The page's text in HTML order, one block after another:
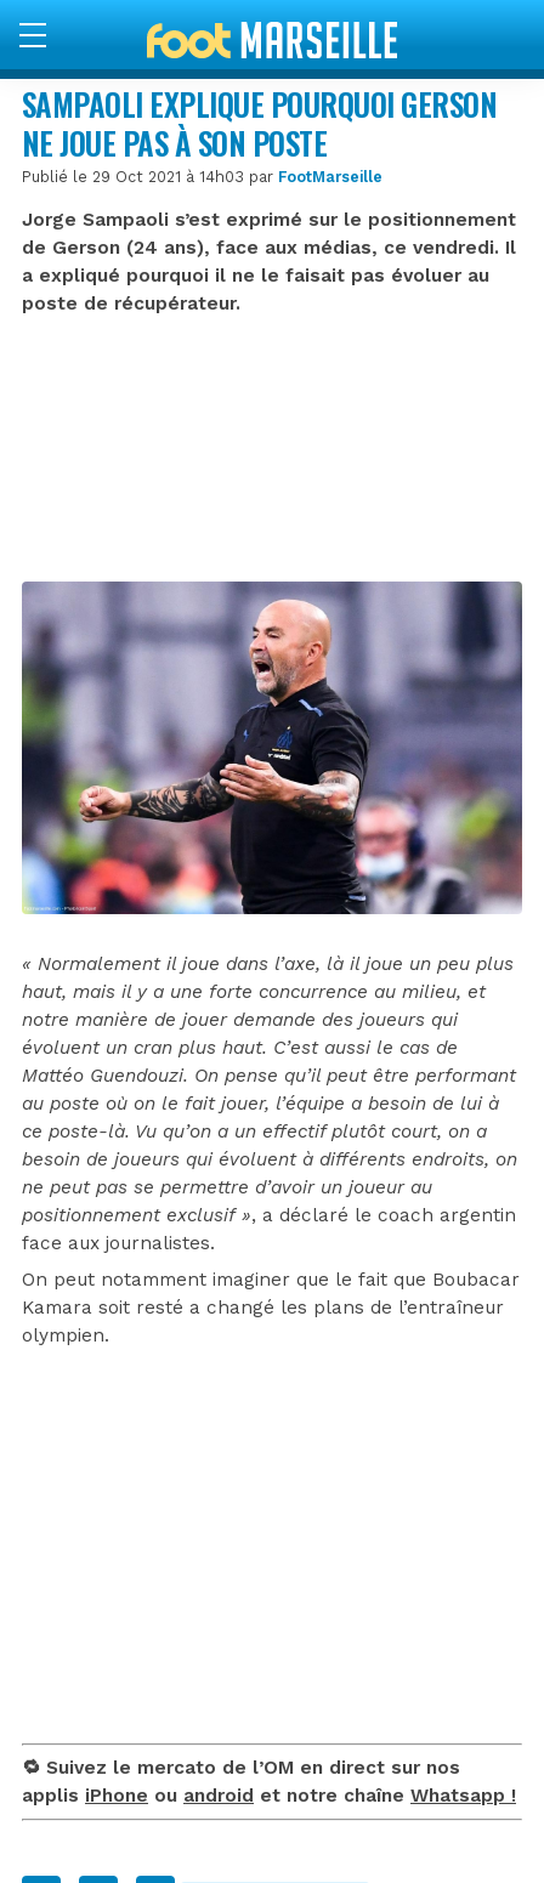
SAMPAOLI EXPLIQUE POURQUOI GERSON
NE JOUE PAS À SON POSTE
Publié le 29 Oct 2021 à 14h03 par FootMarseille
Jorge Sampaoli s’est exprimé sur le positionnement
de Gerson (24 ans), face aux médias, ce vendredi. Il
a expliqué pourquoi il ne le faisait pas évoluer au
poste de récupérateur.
« Normalement il joue dans l’axe, là il joue un peu plus
haut, mais il y a une forte concurrence au milieu, et
notre manière de jouer demande des joueurs qui
évoluent un cran plus haut. C’est aussi le cas de
Mattéo Guendouzi. On pense qu’il peut être performant
au poste où on le fait jouer, l’équipe a besoin de lui à
ce poste-là. Vu qu’on a un effectif plutôt court, on a
besoin de joueurs qui évoluent à différents endroits, on
ne peut pas se permettre d’avoir un joueur au
positionnement exclusif », a déclaré le coach argentin
face aux journalistes.
On peut notamment imaginer que le fait que Boubacar
Kamara soit resté a changé les plans de l’entraîneur
olympien.
🔁 Suivez le mercato de l’OM en direct sur nos
applis iPhone ou android et notre chaîne Whatsapp !